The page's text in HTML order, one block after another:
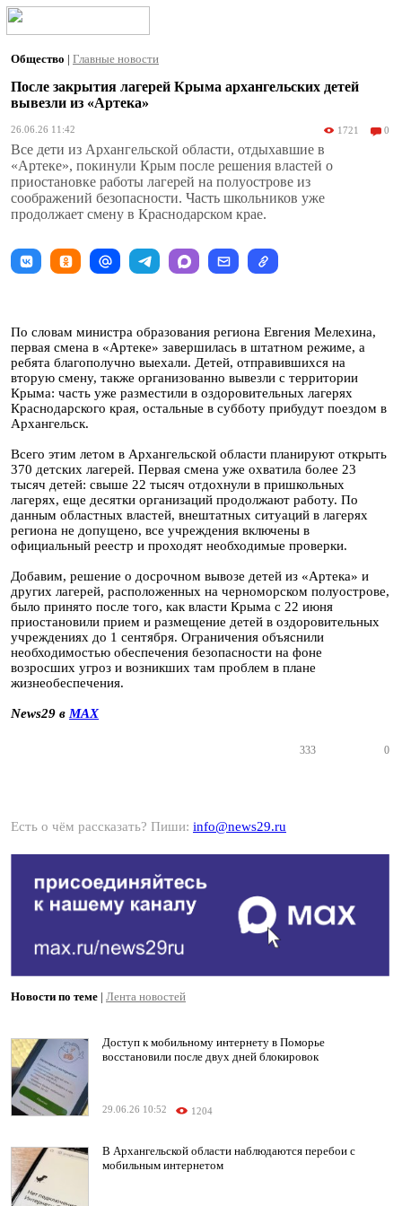
Общество | Главные новости
После закрытия лагерей Крыма архангельских детей
вывезли из «Артека»
26.06.26 11:42 1721 0
Все дети из Архангельской области, отдыхавшие в
«Артеке», покинули Крым после решения властей о
приостановке работы лагерей на полуострове из
соображений безопасности. Часть школьников уже
продолжает смену в Краснодарском крае.
По словам министра образования региона Евгения Мелехина,
первая смена в «Артеке» завершилась в штатном режиме, а
ребята благополучно выехали. Детей, отправившихся на
вторую смену, также организованно вывезли с территории
Крыма: часть уже разместили в оздоровительных лагерях
Краснодарского края, остальные в субботу прибудут поездом в
Архангельск.
Всего этим летом в Архангельской области планируют открыть
370 детских лагерей. Первая смена уже охватила более 23
тысяч детей: свыше 22 тысяч отдохнули в пришкольных
лагерях, еще десятки организаций продолжают работу. По
данным областных властей, внештатных ситуаций в лагерях
региона не допущено, все учреждения включены в
официальный реестр и проходят необходимые проверки.
Добавим, решение о досрочном вывозе детей из «Артека» и
других лагерей, расположенных на черноморском полуострове,
было принято после того, как власти Крыма с 22 июня
приостановили прием и размещение детей в оздоровительных
учреждениях до 1 сентября. Ограничения объяснили
необходимостью обеспечения безопасности на фоне
возросших угроз и возникших там проблем в плане
жизнеобеспечения.
News29 в MAX
333 0
Есть о чём рассказать? Пиши: info@news29.ru
Новости по теме | Лента новостей
Доступ к мобильному интернету в Поморье
восстановили после двух дней блокировок
29.06.26 10:52 1204
В Архангельской области наблюдаются перебои с
мобильным интернетом